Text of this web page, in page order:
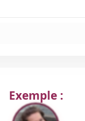
Exemple :